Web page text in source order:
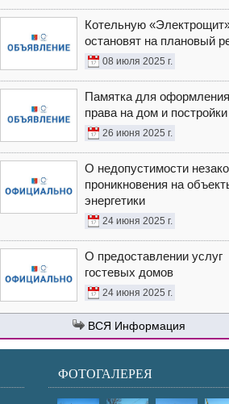
Котельную
остановят на плановый
08 июля 2025 г.
Памятка для оформления
права на дом и постройки
26 июня 2025 г.
О недопустимости
проникновения на
энергетики
24 июня 2025 г.
О предоставлении услуг
гостевых домов
24 июня 2025 г.
Информация
ФОТОГАЛЕРЕЯ